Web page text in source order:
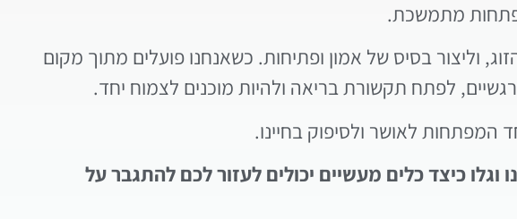
מתמשכת.
וליצור בסיס של אמון ופתיחות. כשאנחנו פועלים מתוך מקום
לפתח תקשורת בריאה ולהיות מוכנים לצמוח יחד.
המפתחות לאושר ולסיפוק בחיינו.
כיצד כלים מעשיים יכולים לעזור לכם להתגבר על